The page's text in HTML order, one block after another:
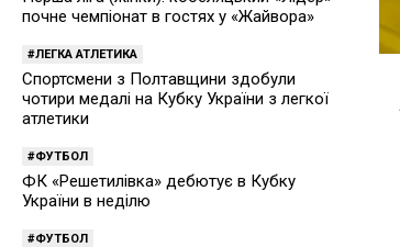
почне чемпіонат в гостях у «Жайвора»
ЛЕГКА АТЛЕТИКА
Спортсмени з Полтавщини здобули
чотири медалі на Кубку України з легкої
атлетики
ФУТБОЛ
ФК «Решетилівка» дебютує в Кубку
України в неділю
ФУТБОЛ